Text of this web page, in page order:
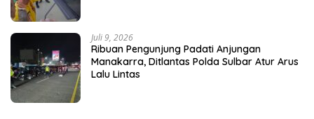
Juli 9, 2026
Ribuan Pengunjung Padati Anjungan
Manakarra, Ditlantas Polda Sulbar Atur Arus
Lalu Lintas